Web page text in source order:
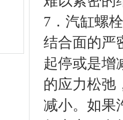
7．汽缸螺
结合面的严
起停或是增
的应力松弛
减小。如果